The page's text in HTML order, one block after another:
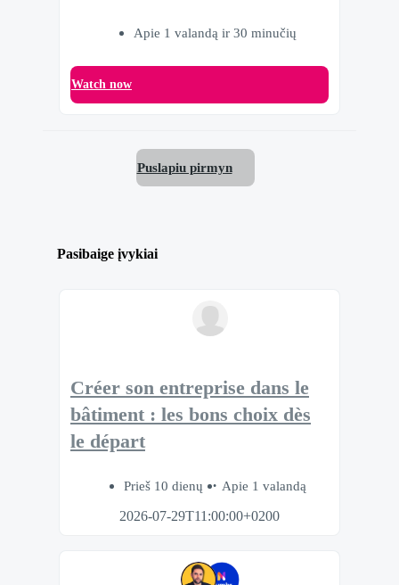
Apie 1 valandą ir 30 minučių
Watch now
Puslapiu pirmyn
Pasibaige įvykiai
Créer son entreprise dans le
bâtiment : les bons choix dès
le départ
Prieš 10 dienų
Apie 1 valandą
2026-07-29T11:00:00+0200